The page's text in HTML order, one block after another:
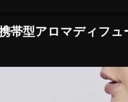
帯型アロマディフ